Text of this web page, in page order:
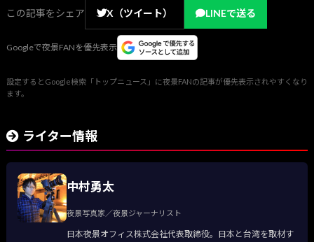
この記事をシェア X（ツイート） LINEで送る
Googleで夜景FANを優先表示
設定するとGoogle検索「トップニュース」に夜景FANの記事が優先表示されやすくなり
ます。
ライター情報
中村勇太
夜景写真家／夜景ジャーナリスト
日本夜景オフィス株式会社代表取締役。日本と台湾を取材す